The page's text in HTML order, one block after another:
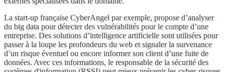
La start-up française CyberAngel par exemple, propose d’analyser
du big data pour détecter des vulnérabilités pour le compte d’une
entreprise. Des solutions d’intelligence artificielle sont utilisées pour
passer à la loupe les profondeurs du web et signaler la survenance
d’un risque éventuel ou encore informer son client d’une fuite de
données. Avec ces informations, le responsable de la sécurité des